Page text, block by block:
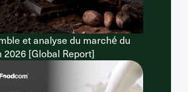
et analyse du marché du
2026 [Global Report]